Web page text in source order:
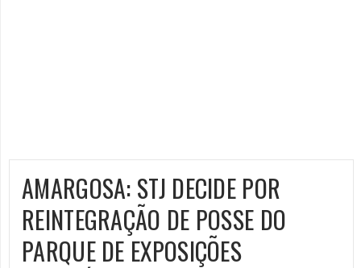
AMARGOSA: STJ DECIDE POR
REINTEGRAÇÃO DE POSSE DO
PARQUE DE EXPOSIÇÕES